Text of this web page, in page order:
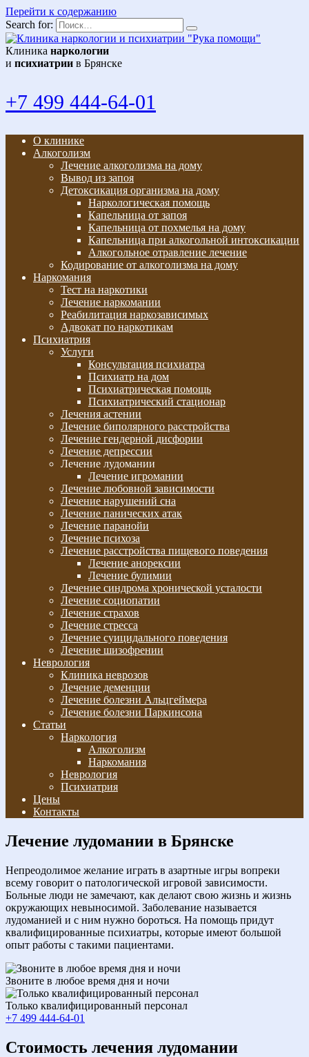
Перейти к содержанию
Search for:
Клиника наркологии
и психиатрии в Брянске
+7 499 444-64-01
О клинике
Алкоголизм
Лечение алкоголизма на дому
Вывод из запоя
Детоксикация организма на дому
Наркологическая помощь
Капельница от запоя
Капельница от похмелья на дому
Капельница при алкогольной интоксикации
Алкогольное отравление лечение
Кодирование от алкоголизма на дому
Наркомания
Тест на наркотики
Лечение наркомании
Реабилитация наркозависимых
Адвокат по наркотикам
Психиатрия
Услуги
Консультация психиатра
Психиатр на дом
Психиатрическая помощь
Психиатрический стационар
Лечения астении
Лечение биполярного расстройства
Лечение гендерной дисфории
Лечение депрессии
Лечение лудомании
Лечение игромании
Лечение любовной зависимости
Лечение нарушений сна
Лечение панических атак
Лечение паранойи
Лечение психоза
Лечение расстройства пищевого поведения
Лечение анорексии
Лечение булимии
Лечение синдрома хронической усталости
Лечение социопатии
Лечение страхов
Лечение стресса
Лечение суицидального поведения
Лечение шизофрении
Неврология
Клиника неврозов
Лечение деменции
Лечение болезни Альцгеймера
Лечение болезни Паркинсона
Статьи
Наркология
Алкоголизм
Наркомания
Неврология
Психиатрия
Цены
Контакты
Лечение лудомании в Брянске
Непреодолимое желание играть в азартные игры вопреки
всему говорит о патологической игровой зависимости.
Больные люди не замечают, как делают свою жизнь и жизнь
окружающих невыносимой. Заболевание называется
лудоманией и с ним нужно бороться. На помощь придут
квалифицированные психиатры, которые имеют большой
опыт работы с такими пациентами.
Звоните в любое время дня и ночи
Только квалифицированный персонал
+7 499 444-64-01
Cтоимость лечения лудомании